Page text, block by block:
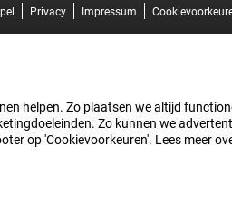
Privacy Impressum
helpen. Zo plaatsen we altijd
Zo kunnen we
op 'Cookievoorkeuren'. Lees meer